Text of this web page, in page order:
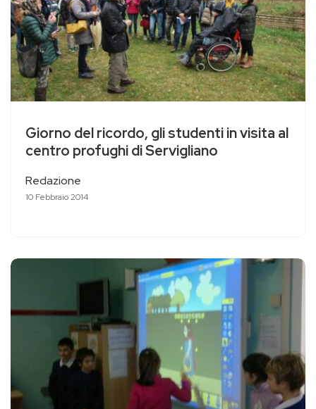
Giorno del ricordo, gli studenti in visita al
centro profughi di Servigliano
Redazione
10 Febbraio 2014